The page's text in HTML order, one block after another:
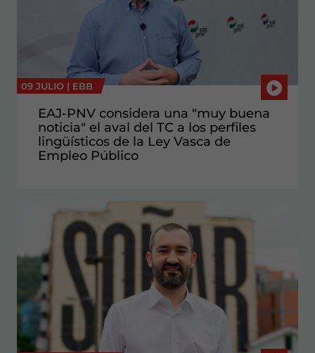
09 JULIO | EBB
EAJ-PNV considera una "muy buena
noticia" el aval del TC a los perfiles
lingüísticos de la Ley Vasca de
Empleo Público